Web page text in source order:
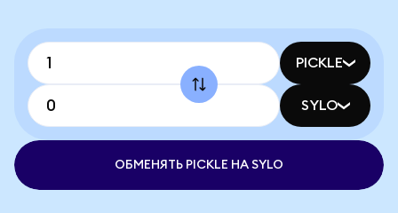
PICKLE
SYLO
ОБМЕНЯТЬ PICKLE НА SYLO